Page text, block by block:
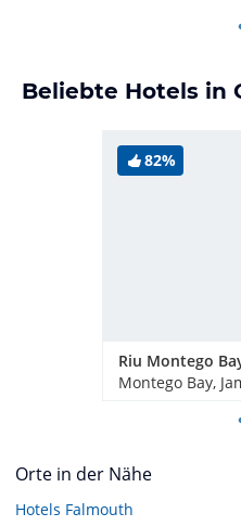
Beliebte Hotels in
82%
Montego Bay,
Orte in der Nähe
Hotels Falmouth